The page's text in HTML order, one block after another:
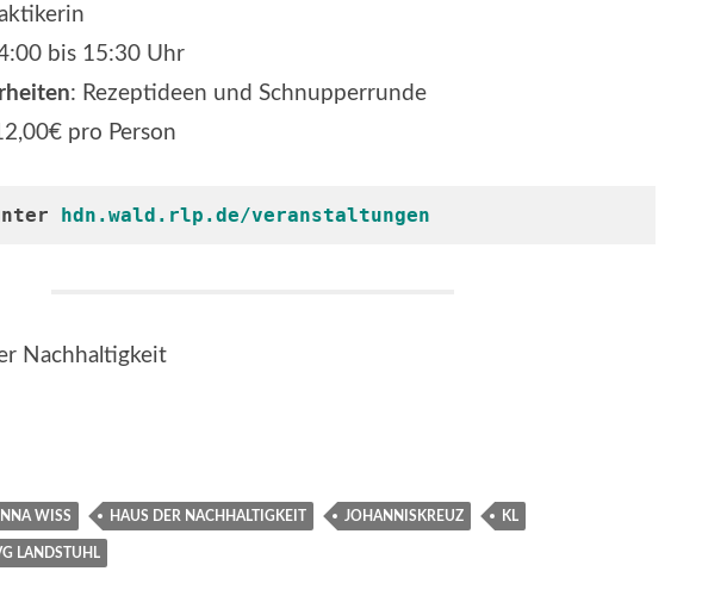
bis 15:30 Uhr
: Rezeptideen und Schnupperrunde
pro Person
hdn.wald.rlp.de/veranstaltungen
Nachhaltigkeit
WISS HAUS DER NACHHALTIGKEIT JOHANNISKREUZ KL
LANDSTUHL